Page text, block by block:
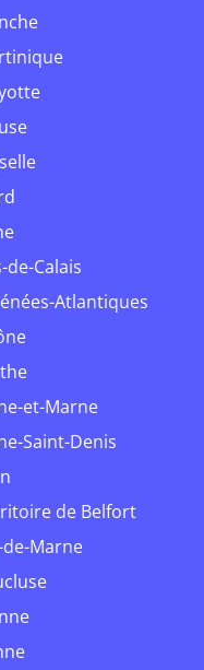
de-Calais
Atlantiques
et-Marne
Saint-Denis
de Belfort
de-Marne